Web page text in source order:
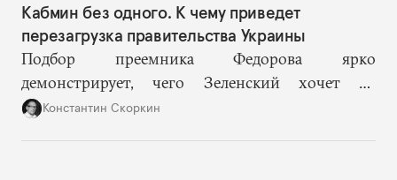
Кабмин без одного. К чему приведет
перезагрузка правительства Украины
Подбор преемника Федорова ярко
демонстрирует, чего Зеленский хочет от
высшего военного руководства: продолжить
Константин Скоркин